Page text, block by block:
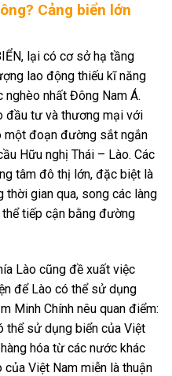
Cảng biển lớn
lại có cơ sở hạ tầng
lao động thiếu kĩ năng
nhất Đông Nam Á.
đầu tư và thương mại với
một đoạn đường sắt ngắn
Hữu nghị Thái – Lào. Các
tâm đô thị lớn, đặc biệt là
gian qua, song các làng
tiếp cận bằng đường
Lào cũng đề xuất việc
để Lào có thể sử dụng
Minh Chính nêu quan điểm:
thể sử dụng biển của Việt
hóa từ các nước khác
Việt Nam miễn là thuận